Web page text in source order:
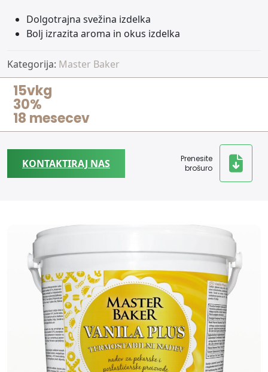
Dolgotrajna svežina izdelka
Bolj izrazita aroma in okus izdelka
Kategorija: Master Baker
15vkg
30%
18 mesecev
KONTAKTIRAJ NAS
Prenesite
brošuro